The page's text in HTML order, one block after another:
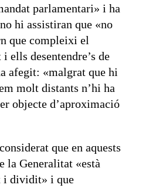
parlamentari» i ha
hi assistiran que «no
que compleixi el
ells desentendre’s de
afegit: «malgrat que hi
molt distants n’hi ha
objecte d’aproximació
que en aquests
la Generalitat «està
i dividit» i que